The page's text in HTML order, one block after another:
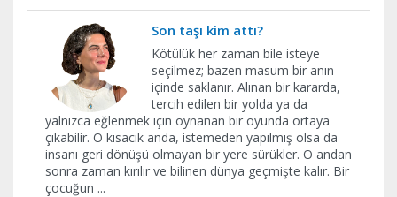
Son taşı kim attı?
Kötülük her zaman bile isteye
seçilmez; bazen masum bir anın
içinde saklanır. Alınan bir kararda,
tercih edilen bir yolda ya da
yalnızca eğlenmek için oynanan bir oyunda ortaya
çıkabilir. O kısacık anda, istemeden yapılmış olsa da
insanı geri dönüşü olmayan bir yere sürükler. O andan
sonra zaman kırılır ve bilinen dünya geçmişte kalır. Bir
çocuğun ...